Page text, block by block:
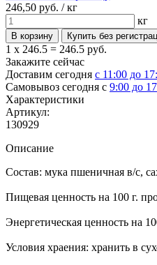
246,50 руб. /кг
кг
1 x 246.5 = 246.5 руб.
Закажите сейчас
Доставим сегодня с 11:00 до
Самовывоз сегодня с 9:00 до
Характеристики
Артикул:
130929
Описание
Состав: мука пшеничная в/с,
Пищевая ценность на 100 г.
Энергетическая ценность на
Условия храения: хранить в